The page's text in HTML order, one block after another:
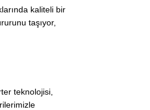
kaliteli bir
taşıyor,
teknolojisi,